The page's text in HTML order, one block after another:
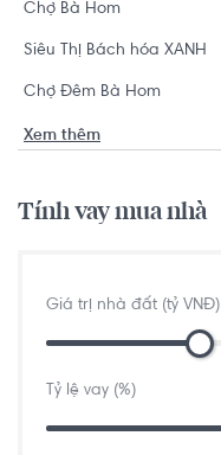
Chợ Bà Hom
Siêu Thị Bách hóa XANH
Chợ Đêm Bà Hom
Xem thêm
Tính vay mua nhà
Giá trị nhà đất (tỷ VNĐ)
Tỷ lệ vay (%)